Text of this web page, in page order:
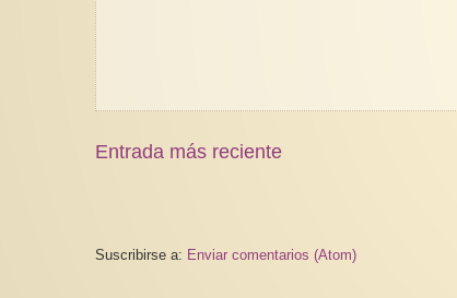
Entrada más reciente
Suscribirse a: Enviar comentarios (Atom)